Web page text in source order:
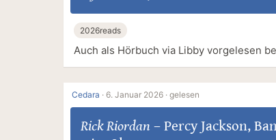
2026reads
Auch als Hörbuch via Libby vorgelesen
Cedara · 6. Januar 2026 · gelesen
Rick Riordan – Percy Jackson,